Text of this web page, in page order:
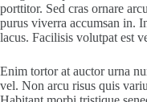
porttitor. Sed cras ornare
purus viverra accumsan in.
lacus. Facilisis volutpat est
Enim tortor at auctor urna
vel. Non arcu risus quis